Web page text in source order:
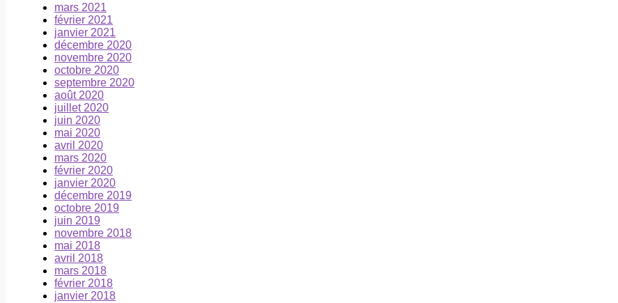
mars 2021
février 2021
janvier 2021
décembre 2020
novembre 2020
octobre 2020
septembre 2020
août 2020
juillet 2020
juin 2020
mai 2020
avril 2020
mars 2020
février 2020
janvier 2020
décembre 2019
octobre 2019
juin 2019
novembre 2018
mai 2018
avril 2018
mars 2018
février 2018
janvier 2018